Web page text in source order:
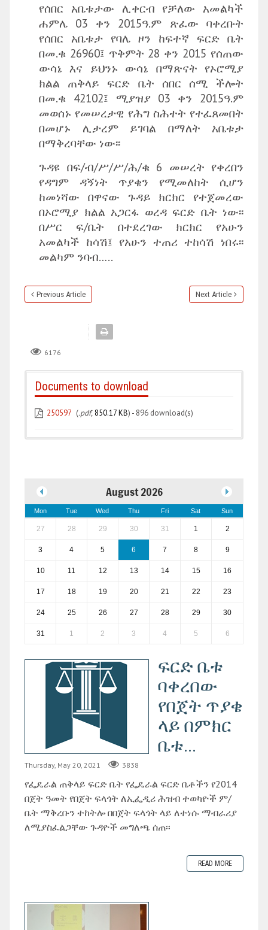
የሰበር አቤቱታው ሊቀርብ የቻለው አመልካች
ሐምሌ 03 ቀን 2015ዓ.ም ጽፈው ባቀረቡት
የሰበር አቤቱታ የባሌ ዞን ከፍተኛ ፍርድ ቤት
በመ.ቁ 26960፤ ጥቅምት 28 ቀን 2015 የሰጠው
ውሳኔ እና ይህንኑ ውሳኔ በማጽናት የኦሮሚያ
ክልል ጠቅላይ ፍርድ ቤት ሰበር ሰሚ ችሎት
በመ.ቁ 42102፤ ሚያዝያ 03 ቀን 2015ዓ.ም
መወሰኑ የመሠረታዊ የሕግ ስሕተት የተፈጸመበት
በመሆኑ ሊታረም ይገባል በማለት አቤቱታ
በማቅረባቸው ነው፡፡
ጉዳዩ በፍ/ብ/ሥ/ሥ/ሕ/ቁ 6 መሠረት የቀረበን
የዳግም ዳኝነት ጥያቄን የሚመለከት ሲሆን
ከመነሻው በዋናው ጉዳይ ክርክር የተጀመረው
በኦሮሚያ ክልል አጋርፋ ወረዳ ፍርድ ቤት ነው፡፡
በሥር ፍ/ቤት በተደረገው ክርክር የአሁን
አመልካች ከሳሽ፤ የአሁን ተጠሪ ተከሳሽ ነበሩ፡፡
መልካም ንባብ…..
Previous Article Next Article
6176
Documents to download
250597 (.pdf, 850.17 KB) - 896 download(s)
August 2026
Mon Tue Wed Thu Fri Sat Sun
27 28 29 30 31 1 2
3 4 5 6 7 8 9
10 11 12 13 14 15 16
17 18 19 20 21 22 23
24 25 26 27 28 29 30
31 1 2 3 4 5 6
ፍርድ ቤቱ
ባቀረበው
የበጀት ጥያቄ
ላይ በምክር
ቤቱ...
Thursday, May 20, 2021 3838
የፌዴራል ጠቅላይ ፍርድ ቤት የፌዴራል ፍርድ ቤቶችን የ2014
በጀት ዓመት የበጀት ፍላጎት ለኢፌዲሪ ሕዝብ ተወካዮች ም/
ቤት ማቅረቡን ተከትሎ በበጀት ፍላጎት ላይ ለተነሱ ማብራሪያ
ለሚያስፈልጋቸው ጉዳዮች መግለጫ ሰጠ፡፡
READ MORE